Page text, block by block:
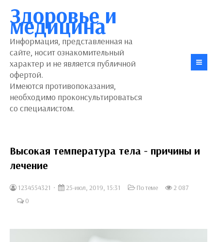
Здоровье и
медицина
Информация, представленная на
сайте, носит ознакомительный
характер и не является публичной
офертой.
Имеются противопоказания,
необходимо проконсультироваться
со специалистом.
Высокая температура тела - причины и
лечение
1234554321 25-июл, 2019, 15:31 По теме
2 087
0